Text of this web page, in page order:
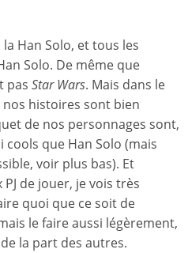
Han Solo, et tous les
Solo. De même que
pas Star Wars. Mais dans le
nos histoires sont bien
de nos personnages sont,
cools que Han Solo (mais
voir plus bas). Et
de jouer, je vois très
quoi que ce soit de
le faire aussi légèrement,
la part des autres.